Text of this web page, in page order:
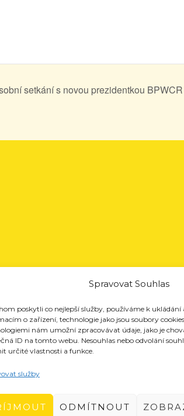
Spravovat Souhlas
poskytli co nejlepší služby, používáme k
o zařízení, technologie jako jsou soubory
nám umožní zpracovávat údaje, jako je
ID na tomto webu. Nesouhlas nebo odvolání
určité vlastnosti a funkce.
služby
ODMÍTNOUT
setkání s novou prezidentkou BPWCR